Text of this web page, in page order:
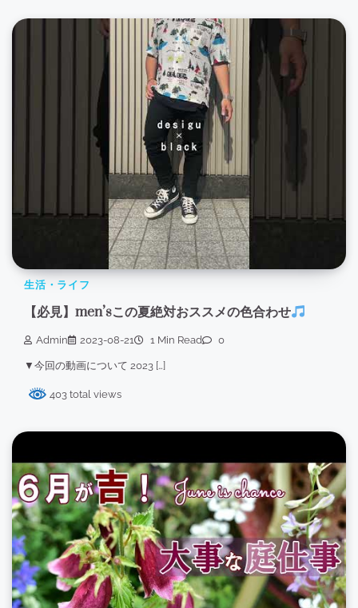
生活・ライフ
【必見】men’sこの夏絶対おススメの色合わせ
Admin 2023-08-21 1 Min Read 0
▼今回の動画について 2023 […]
403 total views